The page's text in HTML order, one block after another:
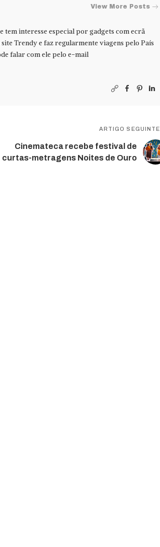
View More Posts
tem interesse especial por gadgets com ecrã
Trendy e faz regularmente viagens pelo País
falar com ele pelo e-mail
ARTIGO SEGUINTE
Cinemateca recebe festival de
curtas-metragens Noites de Ouro